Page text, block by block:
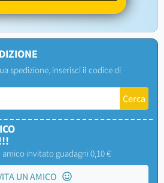
spedizione, inserisci il codice di
invitato guadagni 0,10 €
UN AMICO